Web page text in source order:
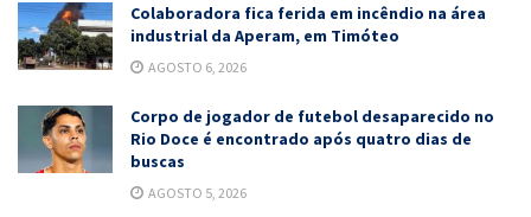
Colaboradora fica ferida em incêndio na área
industrial da Aperam, em Timóteo
AGOSTO 6, 2026
Corpo de jogador de futebol desaparecido no
Rio Doce é encontrado após quatro dias de
buscas
AGOSTO 5, 2026